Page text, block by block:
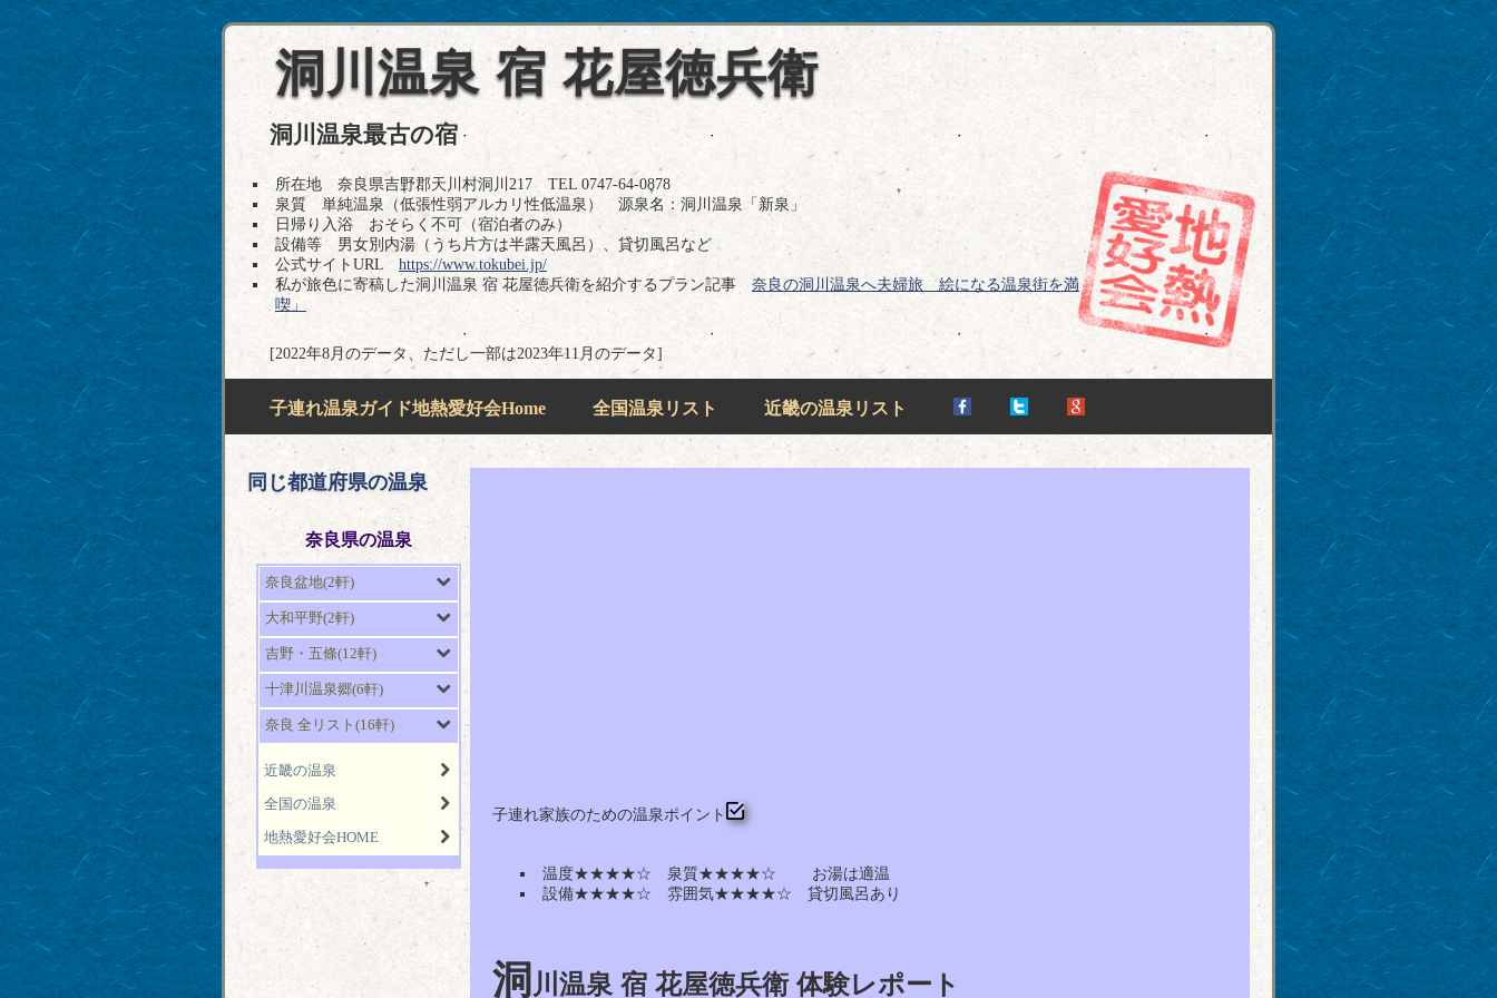
洞川温泉 宿 花屋徳兵衛
洞川温泉最古の宿
所在地 奈良県吉野郡天川村洞川217 TEL 0747-64-0878
泉質 単純温泉（低張性弱アルカリ性低温泉） 源泉名：洞川温泉「新泉」
日帰り入浴 おそらく不可（宿泊者のみ）
設備等 男女別内湯（うち片方は半露天風呂）、貸切風呂など
公式サイトURL https://www.tokubei.jp/
私が旅色に寄稿した洞川温泉 宿 花屋徳兵衛を紹介するプラン記事 奈良の洞川温泉へ夫婦旅 絵になる温泉街を満
喫」
[2022年8月のデータ、ただし一部は2023年11月のデータ]
子連れ温泉ガイド地熱愛好会Home 全国温泉リスト 近畿の温泉リスト
子連れ家族のための温泉ポイント
温度★★★★☆ 泉質★★★★☆ お湯は適温
設備★★★★☆ 雰囲気★★★★☆ 貸切風呂あり
洞 川温泉 宿 花屋徳兵衛 体験レポート
同じ都道府県の温泉